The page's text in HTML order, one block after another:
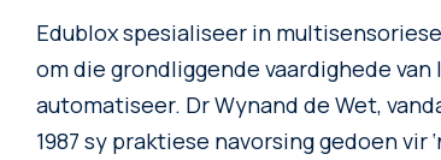
Edublox spesialiseer in
om die grondliggende vaardighede
automatiseer. Dr Wynand de Wet,
1987 sy praktiese navorsing gedoen vir